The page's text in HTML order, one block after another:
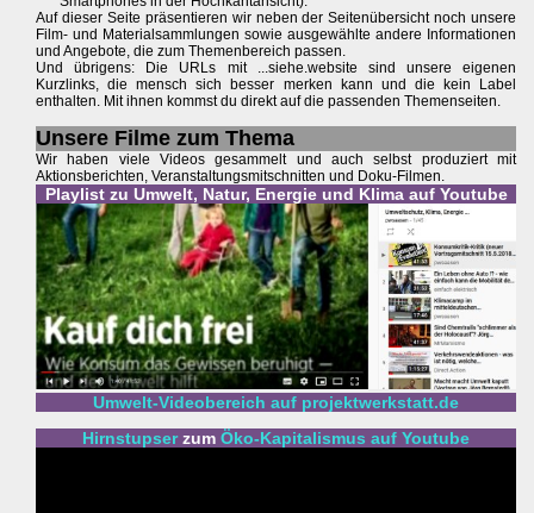
Auf dieser Seite präsentieren wir neben der Seitenübersicht noch unsere
Film- und Materialsammlungen sowie ausgewählte andere Informationen
und Angebote, die zum Themenbereich passen.
Und übrigens: Die URLs mit ...siehe.website sind unsere eigenen
Kurzlinks, die mensch sich besser merken kann und die kein Label
enthalten. Mit ihnen kommst du direkt auf die passenden Themenseiten.
Unsere Filme zum Thema
Wir haben viele Videos gesammelt und auch selbst produziert mit
Aktionsberichten, Veranstaltungsmitschnitten und Doku-Filmen.
Playlist zu Umwelt, Natur, Energie und Klima auf Youtube
Umwelt-Videobereich auf projektwerkstatt.de
HirnstupserzumÖko-Kapitalismus auf Youtube